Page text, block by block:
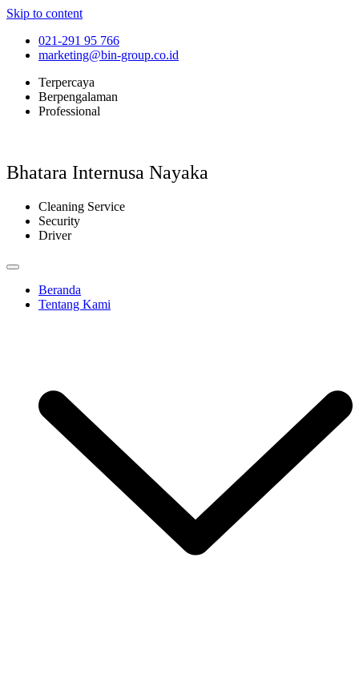
Skip to content
021-291 95 766
marketing@bin-group.co.id
Terpercaya
Berpengalaman
Professional
Bhatara Internusa Nayaka
Cleaning Service
Security
Driver
Beranda
Tentang Kami